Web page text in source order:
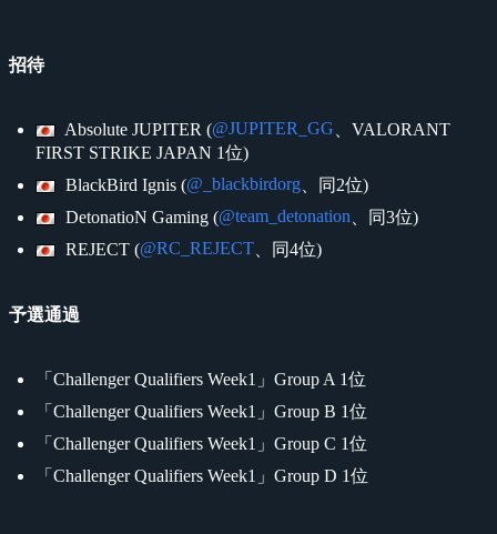
招待
Absolute JUPITER (@JUPITER_GG 、VALORANT
FIRST STRIKE JAPAN 1位)
BlackBird Ignis (@_blackbirdorg、同2位)
DetonatioN Gaming (@team_detonation、同3位)
REJECT (@RC_REJECT、同4位)
予選通過
「Challenger Qualifiers Week1」Group A 1位
「Challenger Qualifiers Week1」Group B 1位
「Challenger Qualifiers Week1」Group C 1位
「Challenger Qualifiers Week1」Group D 1位